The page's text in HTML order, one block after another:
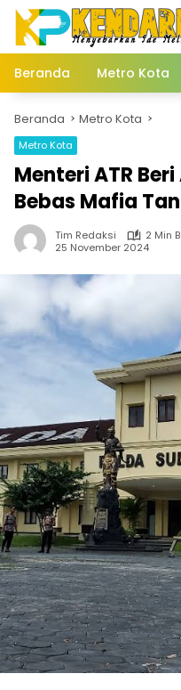
Langsung
konten
Beranda
Metro Kota
Beranda Metro Kota
Metro Kota
Menteri ATR
Bebas Mafia
Tim Redaksi
2 Min
25 November 2024